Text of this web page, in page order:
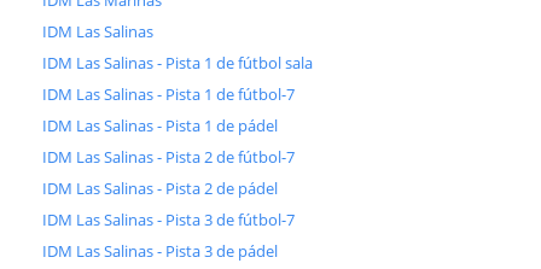
IDM Las Salinas
IDM Las Salinas - Pista 1 de fútbol sala
IDM Las Salinas - Pista 1 de fútbol-7
IDM Las Salinas - Pista 1 de pádel
IDM Las Salinas - Pista 2 de fútbol-7
IDM Las Salinas - Pista 2 de pádel
IDM Las Salinas - Pista 3 de fútbol-7
IDM Las Salinas - Pista 3 de pádel